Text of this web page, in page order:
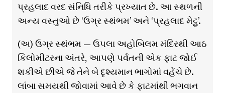
પ્રહલાદ વરદ સંનિધિ તરીકે પ્રખ્યાત છે. આ સ્થળની
અન્ય વસ્તુઓ છે ‘ઉગ્ર સ્થંભમ’ અને ‘પ્રહલાદ મેટ્ટુ’.
(અ) ઉગ્ર સ્થંભમ — ઉપલા અહોબિલમ મંદિરથી આઠ
કિલોમીટરના અંતરે, આપણે પર્વતની એક ફાટ જોઈ
શકીએ છીએ જે તેને બે દૃશ્યમાન ભાગોમાં વહેંચે છે.
લાંબા સમયથી જોવામાં આવે છે કે ફાટમાંથી ભગવાન